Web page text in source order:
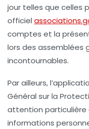
jour telles que celles
officiel
comptes et la
lors des assemblées
incontournables.
Par ailleurs,
Général sur la
attention particulière
informations